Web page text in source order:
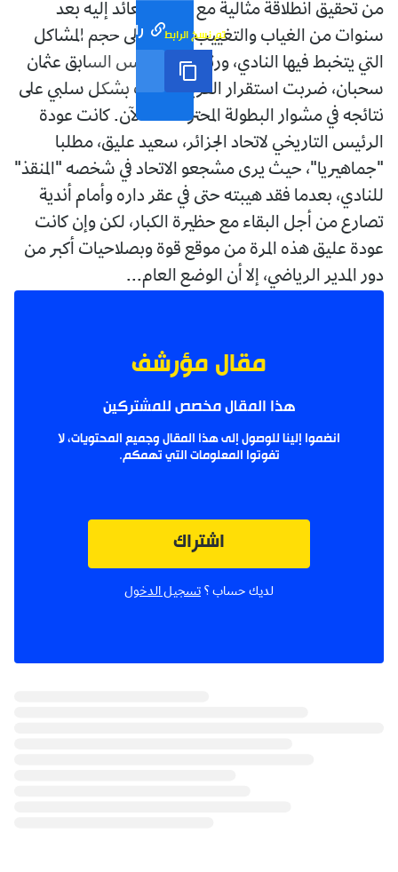
رابط مختصر تم نسخ الرابط
من تحقيق انطلاقة مثالية مع فريقه العائد إليه بعد
سنوات من الغياب والتغييب، بالنظر إلى حجم المشاكل
التي يتخبط فيها النادي، ورثها من الرئيس السابق عثمان
سحبان، ضربت استقرار الفريق وأثرت بشكل سلبي على
نتائجه في مشوار البطولة المحترفة لحد الآن. كانت عودة
الرئيس التاريخي لاتحاد الجزائر، سعيد عليق، مطلبا
"جماهيريا"، حيث يرى مشجعو الاتحاد في شخصه "المنقذ"
للنادي، بعدما فقد هيبته حتى في عقر داره وأمام أندية
تصارع من أجل البقاء مع حظيرة الكبار، لكن وإن كانت
عودة عليق هذه المرة من موقع قوة وبصلاحيات أكبر من
دور المدير الرياضي، إلا أن الوضع العام...
مقال مؤرشف
هذا المقال مخصص للمشتركين
انضموا إلينا للوصول إلى هذا المقال وجميع المحتويات، لا
تفوتوا المعلومات التي تهمكم.
اشتراك
لديك حساب ؟ تسجيل الدخول